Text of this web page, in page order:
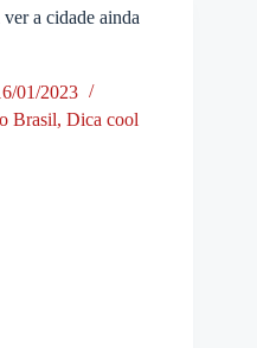
a cidade ainda
01/2023
Brasil, Dica cool